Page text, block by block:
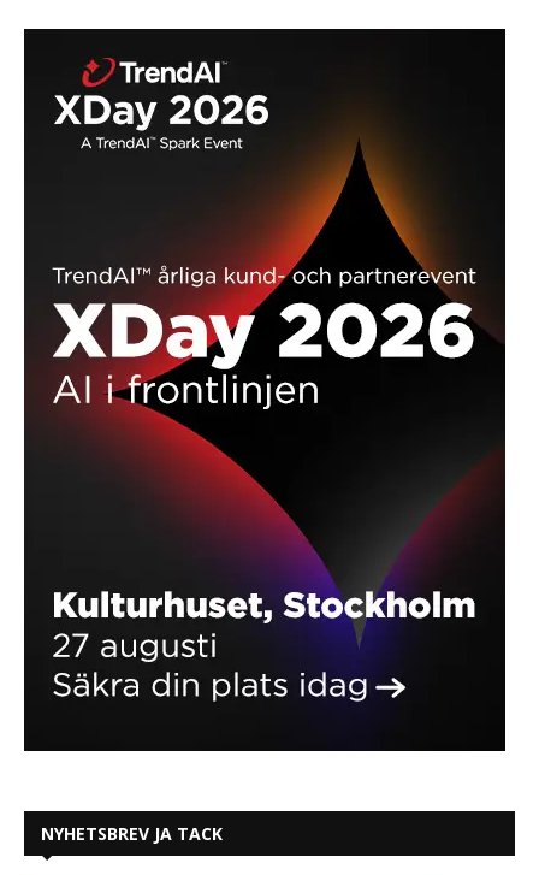
NYHETSBREV JA TACK